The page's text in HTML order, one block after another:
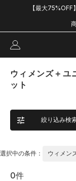
【最大
ウィメンズ＋ユ
ット
絞り込み検
選択中の条件： ウィメン
0件